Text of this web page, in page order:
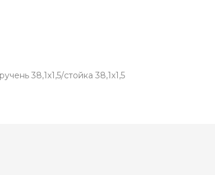
38,1х1,5/стойка 38,1х1,5